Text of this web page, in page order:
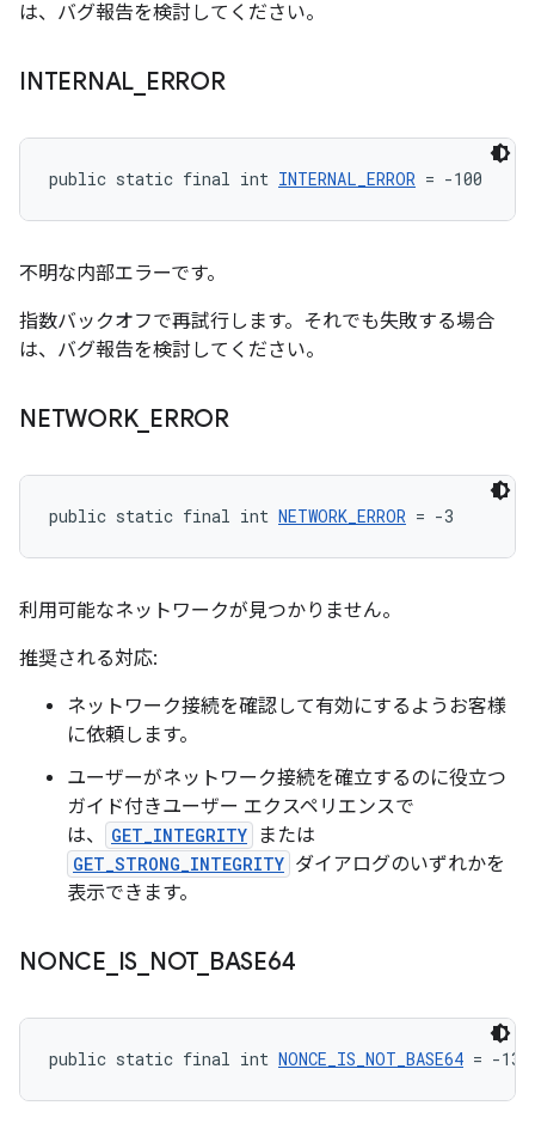
は、バグ報告を検討してください。
INTERNAL ERROR
public static final int INTERNAL_ERROR = -100
不明な内部エラーです。
指数バックオフで再試行します。それでも失敗する場合
は、バグ報告を検討してください。
NETWORK_ ERROR
public static final int NETWORK_ERROR = -3
利用可能なネットワークが見つかりません。
推奨される対応:
ネットワーク接続を確認して有効にするようお客様
に依頼します。
ユーザーがネットワーク接続を確立するのに役立つ
ガイド付きユーザー エクスペリエンスで
は、
GET_INTEGRITY または
GET_STRONG_INTEGRITY ダイアログのいずれかを
表示できます。
NONCE IS NOT_ BASE64
public static final int NONCE_IS_NOT_BASE64 = -13